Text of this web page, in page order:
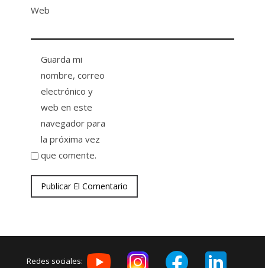
Web
Guarda mi
nombre, correo
electrónico y
web en este
navegador para
la próxima vez
que comente.
Redes sociales: